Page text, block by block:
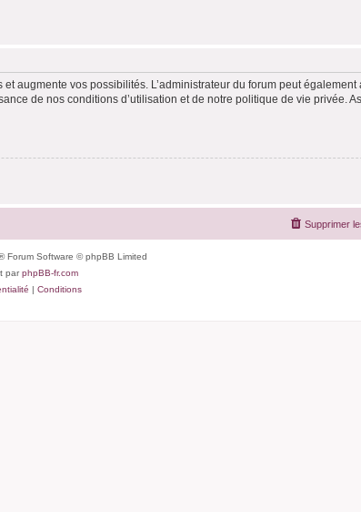
augmente vos possibilités. L’administrateur du forum peut
de nos conditions d’utilisation et de notre politique de vie privée.
Supprimer
Forum Software © phpBB Limited
parphpBB-fr.com
| Conditions